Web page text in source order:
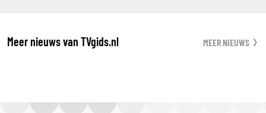
Meer nieuws van TVgids.nl MEER NIEUWS